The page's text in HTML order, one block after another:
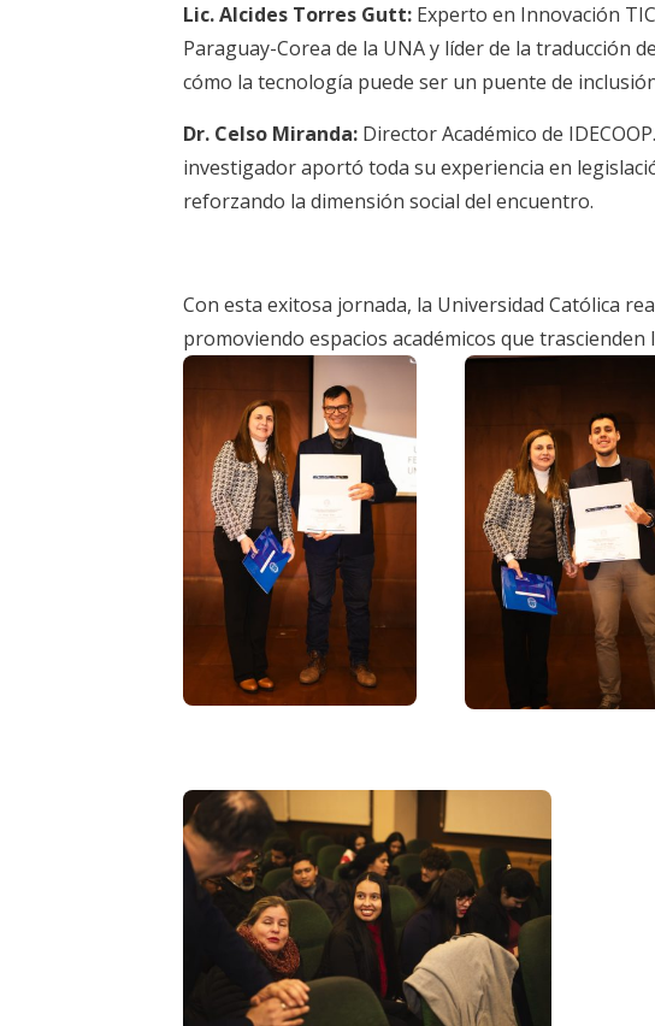
Lic. Alcides Torres Gutt: Experto en Innovación
Paraguay-Corea de la UNA y líder de la traducción
cómo la tecnología puede ser un puente de
Dr. Celso Miranda: Director Académico de
investigador aportó toda su experiencia en
reforzando la dimensión social del encuentro.
Con esta exitosa jornada, la Universidad Católica
promoviendo espacios académicos que